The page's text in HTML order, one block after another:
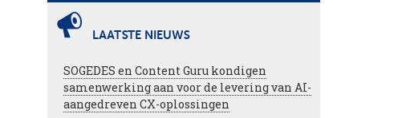
LAATSTE NIEUWS
SOGEDES en Content Guru kondigen
samenwerking aan voor de levering van AI-
aangedreven CX-oplossingen